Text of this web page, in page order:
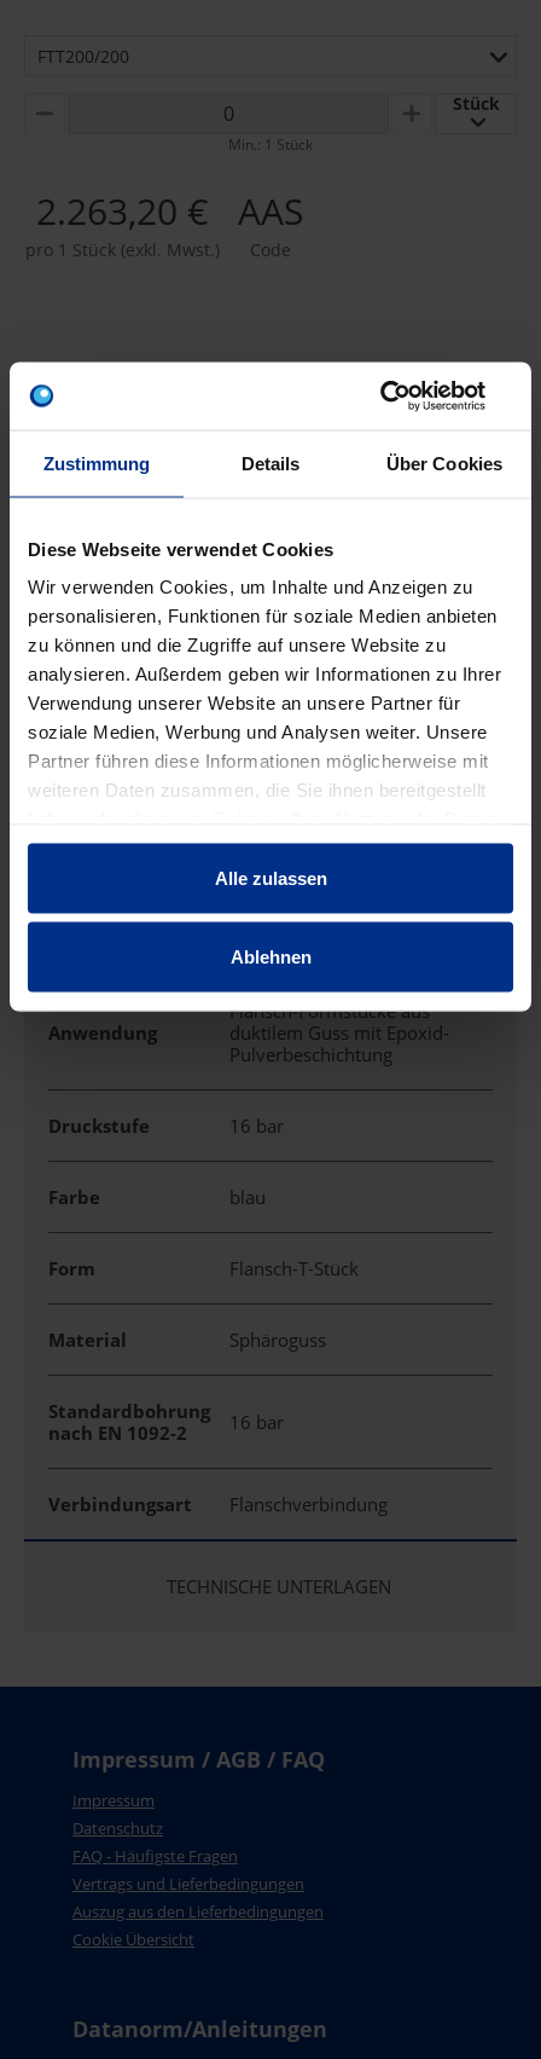
Zustimmung Details Über Cookies
Diese Webseite verwendet Cookies
Wir verwenden Cookies, um Inhalte und Anzeigen zu
personalisieren, Funktionen für soziale Medien anbieten
zu können und die Zugriffe auf unsere Website zu
analysieren. Außerdem geben wir Informationen zu Ihrer
Verwendung unserer Website an unsere Partner für
soziale Medien, Werbung und Analysen weiter. Unsere
Partner führen diese Informationen möglicherweise mit
weiteren Daten zusammen, die Sie ihnen bereitgestellt
gesammelt haben.
Alle zulassen
Ablehnen
FTT200/200
MINUS PLUS
Stück
Min.: 1 Stück
2.263,20 €
pro 1 Stück (exkl. Mwst.)
AAS
Code
ZUBEHÖR/WERKZEUG/S
SCHM16/110RF
Mutternschrauben
16/110 rostfrei
BSCH16RF
Beilagscheibe 16
rostfrei
EIGENSCHAFTEN
Anwendung
Flansch-Formstücke aus
duktilem Guss mit Epoxid-
Pulverbeschichtung
Druckstufe 16 bar
Farbe blau
Form Flansch-T-Stück
Material Sphäroguss
Standardbohrung
nach EN 1092-2
16 bar
Verbindungsart Flanschverbindung
TECHNISCHE UNTERLAGEN
Impressum / AGB / FAQ
Impressum
Datenschutz
FAQ - Häufigste Fragen
Vertrags und Lieferbedingungen
Auszug aus den Lieferbedingungen
Cookie Übersicht
Datanorm/Anleitungen